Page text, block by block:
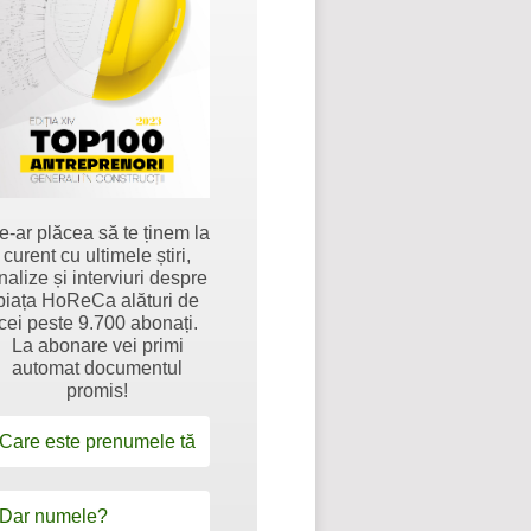
ar plăcea să te ținem la
curent cu ultimele știri,
și interviuri despre
HoReCa alături de
peste 9.700 abonați.
La abonare vei primi
automat documentul
promis!